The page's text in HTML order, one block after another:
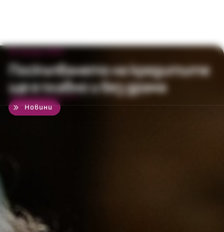
25 януари 2023
Поскъпването на кредитите
ще е плавно и без драма
50%
Новини